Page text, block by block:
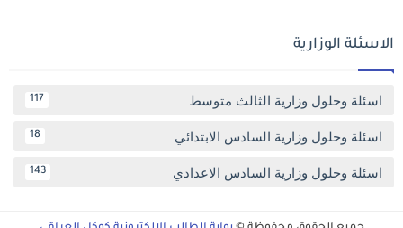
الاسئلة الوزارية
اسئلة وحلول وزارية الثالث متوسط 117
اسئلة وحلول وزارية السادس الابتدائي 18
اسئلة وحلول وزارية السادس الاعدادي 143